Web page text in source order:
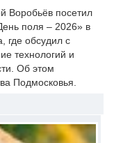
Воробьёв посетил
поля – 2026» в
где обсудил с
технологий и
Об этом
Подмосковья.